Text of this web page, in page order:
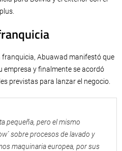
franquicia, Abuawad manifestó que
empresa y finalmente se acordó
previstas para lanzar el negocio.
pequeña, pero el mismo
sobre procesos de lavado y
maquinaria europea, por sus